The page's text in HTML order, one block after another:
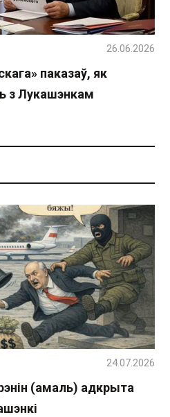
паказаў, як
з Лукашэнкам
26.06.2026
(амаль) адкрыта
24.07.2026